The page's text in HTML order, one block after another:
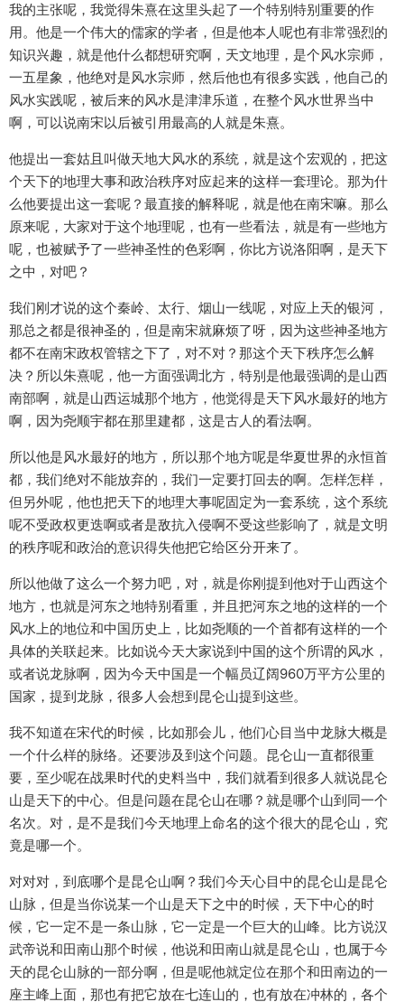
我的主张呢，我觉得朱熹在这里头起了一个特别特别重要的作
用。他是一个伟大的儒家的学者，但是他本人呢也有非常强烈的
知识兴趣，就是他什么都想研究啊，天文地理，是个风水宗师，
一五星象，他绝对是风水宗师，然后他也有很多实践，他自己的
风水实践呢，被后来的风水是津津乐道，在整个风水世界当中
啊，可以说南宋以后被引用最高的人就是朱熹。
他提出一套姑且叫做天地大风水的系统，就是这个宏观的，把这
个天下的地理大事和政治秩序对应起来的这样一套理论。那为什
么他要提出这一套呢？最直接的解释呢，就是他在南宋嘛。那么
原来呢，大家对于这个地理呢，也有一些看法，就是有一些地方
呢，也被赋予了一些神圣性的色彩啊，你比方说洛阳啊，是天下
之中，对吧？
我们刚才说的这个秦岭、太行、烟山一线呢，对应上天的银河，
那总之都是很神圣的，但是南宋就麻烦了呀，因为这些神圣地方
都不在南宋政权管辖之下了，对不对？那这个天下秩序怎么解
决？所以朱熹呢，他一方面强调北方，特别是他最强调的是山西
南部啊，就是山西运城那个地方，他觉得是天下风水最好的地方
啊，因为尧顺宇都在那里建都，这是古人的看法啊。
所以他是风水最好的地方，所以那个地方呢是华夏世界的永恒首
都，我们绝对不能放弃的，我们一定要打回去的啊。怎样怎样，
但另外呢，他也把天下的地理大事呢固定为一套系统，这个系统
呢不受政权更迭啊或者是敌抗入侵啊不受这些影响了，就是文明
的秩序呢和政治的意识得失他把它给区分开来了。
所以他做了这么一个努力吧，对，就是你刚提到他对于山西这个
地方，也就是河东之地特别看重，并且把河东之地的这样的一个
风水上的地位和中国历史上，比如尧顺的一个首都有这样的一个
具体的关联起来。比如说今天大家说到中国的这个所谓的风水，
或者说龙脉啊，因为今天中国是一个幅员辽阔960万平方公里的
国家，提到龙脉，很多人会想到昆仑山提到这些。
我不知道在宋代的时候，比如那会儿，他们心目当中龙脉大概是
一个什么样的脉络。还要涉及到这个问题。昆仑山一直都很重
要，至少呢在战果时代的史料当中，我们就看到很多人就说昆仑
山是天下的中心。但是问题在昆仑山在哪？就是哪个山到同一个
名次。对，是不是我们今天地理上命名的这个很大的昆仑山，究
竟是哪一个。
对对对，到底哪个是昆仑山啊？我们今天心目中的昆仑山是昆仑
山脉，但是当你说某一个山是天下之中的时候，天下中心的时
候，它一定不是一条山脉，它一定是一个巨大的山峰。比方说汉
武帝说和田南山那个时候，他说和田南山就是昆仑山，也属于今
天的昆仑山脉的一部分啊，但是呢他就定位在那个和田南边的一
座主峰上面，那也有把它放在七连山的，也有放在冲林的，各个